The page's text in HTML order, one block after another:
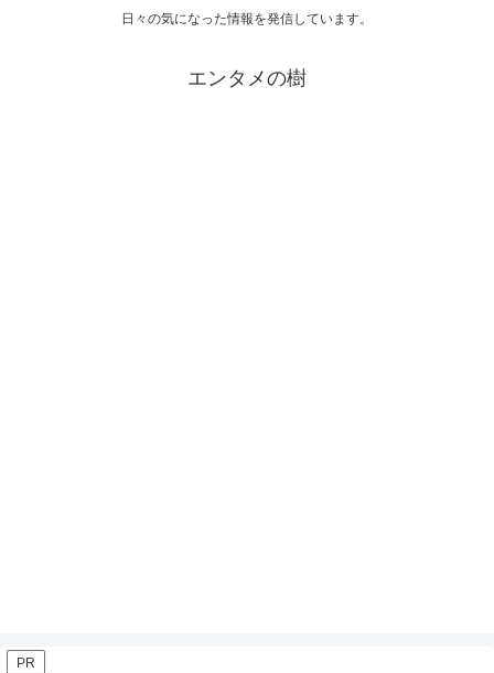
日々の気になった情報を発信しています。
エンタメの樹
PR